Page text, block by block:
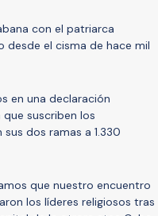
con el patriarca
desde el cisma de hace mil
en una declaración
suscriben los
dos ramas a 1.330
que nuestro encuentro
los líderes religiosos tras